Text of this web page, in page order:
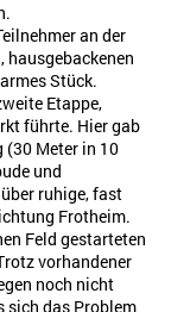
an der
hausgebackenen
Stück.
Etappe,
führte. Hier gab
(30 Meter in 10
und
ruhige, fast
Frotheim.
Feld gestarteten
vorhandener
noch nicht
sich das Problem